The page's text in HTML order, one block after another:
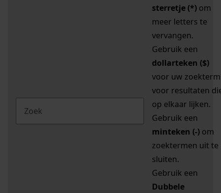
sterretje (*) om
meer letters te
vervangen.
Gebruik een
dollarteken ($)
voor uw zoekterm
voor resultaten
op elkaar lijken.
Gebruik een
minteken (-) om
zoektermen uit te
sluiten.
Gebruik een
Dubbele